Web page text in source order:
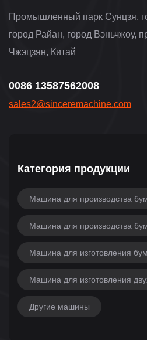
Промышленный парк Сунцзя,
город Райан, город Вэньчжоу,
Чжэцзян, Китай
0086 13587562008
sales2@sinceremachine.com
Категория продукции
Машина для производства
Машина для производства
Машина для изготовления
Машина для изготовления
Другие машины